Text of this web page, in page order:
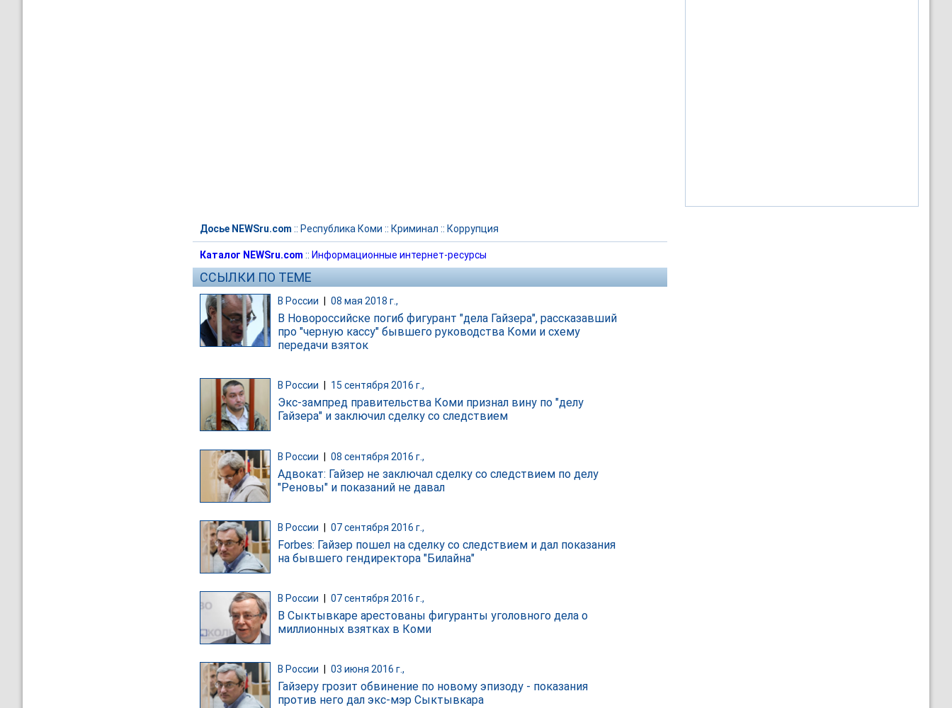
Досье NEWSru.com :: Республика Коми :: Криминал :: Коррупция
Каталог NEWSru.com :: Информационные интернет-ресурсы
ССЫЛКИ ПО ТЕМЕ
В России 08 мая 2018 г.,
В Новороссийске погиб фигурант "дела Гайзера", рассказавший
про "черную кассу" бывшего руководства Коми и схему
передачи взяток
В России 15 сентября 2016 г.,
Экс-зампред правительства Коми признал вину по "делу
Гайзера" и заключил сделку со следствием
В России | 08 сентября 2016 г.,
Адвокат: Гайзер не заключал сделку со следствием по делу
"Реновы" и показаний не давал
В России 07 сентября 2016 г.,
Forbes: Гайзер пошел на сделку со следствием и дал показания
на бывшего гендиректора "Билайна"
В России 07 сентября 2016 г.,
В Сыктывкаре арестованы фигуранты уголовного дела о
миллионных взятках в Коми
В России 03 июня 2016 г.,
Гайзеру грозит обвинение по новому эпизоду - показания
против него дал экс-мэр Сыктывкара